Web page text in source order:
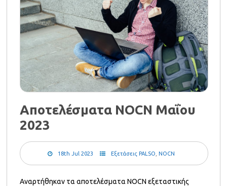
Αποτελέσματα NOCN Μαΐου
2023
18th Jul 2023 Εξετάσεις PALSO ,NOCN
Αναρτήθηκαν τα αποτελέσματα NOCN εξεταστικής